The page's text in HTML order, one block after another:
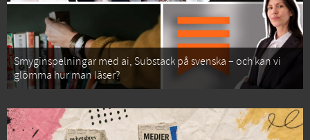
Smyginspelningar med ai, Substack på svenska – och kan vi
glömma hur man läser?